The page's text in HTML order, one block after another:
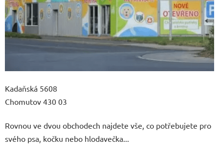
Kadaňská 5608
Chomutov 430 03
Rovnou ve dvou obchodech najdete vše, co potřebujete pro
svého psa, kočku nebo hlodavečka...